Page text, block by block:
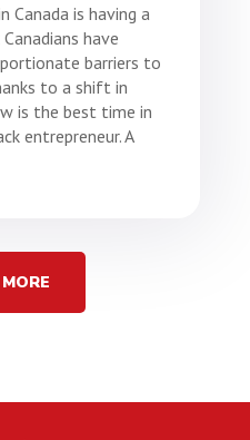
Canada is having a
have
barriers to
to a shift in
is the best time in
entrepreneur. A